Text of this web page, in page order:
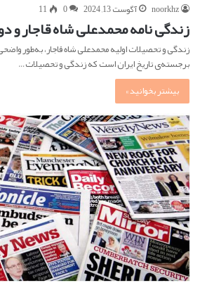
noorkhz آگوست 13, 2024 0
11
زندگی نامه محمدعلی شاه قاجار و
زندگی و تحصیلات اولیه محمدعلی شاه قاجار، به‌طور
برجسته‌ی تاریخ ایران است که زندگی و تحصیلات…
بیشتر بخوانید »